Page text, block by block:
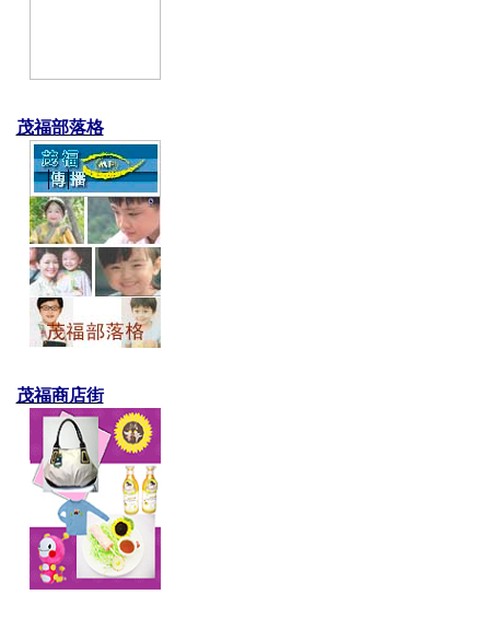
茂福部落格
茂福商店街